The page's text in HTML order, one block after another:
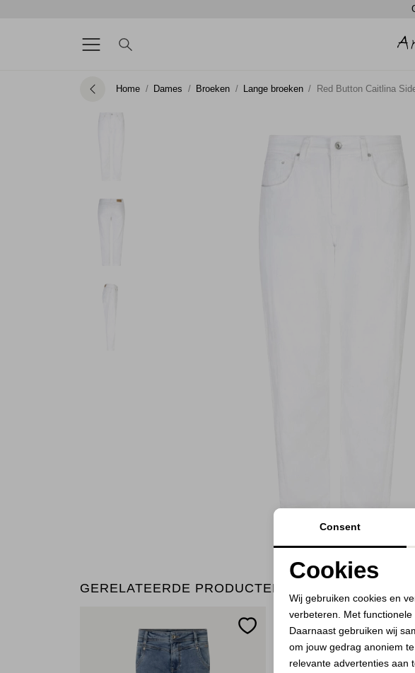
Home Dames Broeken Lange broeken Red Button Caitlina
GERELATEERDE PRODUCTEN
Analytische cookies
Consent
Cookies
Wij gebruiken cookies en
verbeteren. Met
Daarnaast gebruiken wij
om jouw gedrag anoniem
relevante advertenties aan